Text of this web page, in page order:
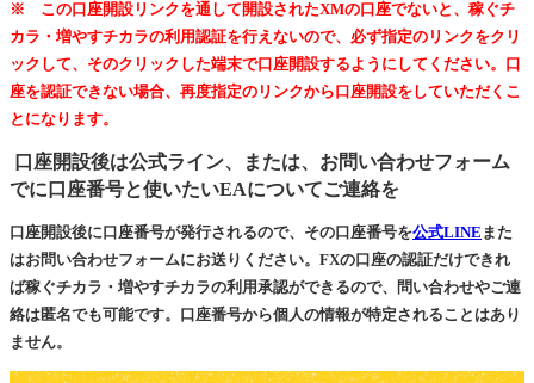
※ この口座開設リンクを通して開設されたXMの口座でないと、稼ぐチ
カラ・増やすチカラの利用認証を行えないので、必ず指定のリンクをクリ
ックして、そのクリックした端末で口座開設するようにしてください。口
座を認証できない場合、再度指定のリンクから口座開設をしていただくこ
とになります。
口座開設後は公式ライン、または、お問い合わせフォーム
でに口座番号と使いたいEAについてご連絡を
口座開設後に口座番号が発行されるので、その口座番号を公式LINE また
はお問い合わせフォームにお送りください。FXの口座の認証だけできれ
ば稼ぐチカラ・増やすチカラの利用承認ができるので、問い合わせやご連
絡は匿名でも可能です。口座番号から個人の情報が特定されることはあり
ません。